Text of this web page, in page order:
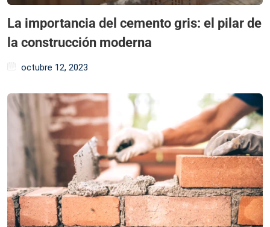
La importancia del cemento gris: el pilar de
la construcción moderna
octubre 12, 2023